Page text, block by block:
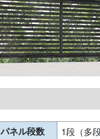
パネル段数 1段（多